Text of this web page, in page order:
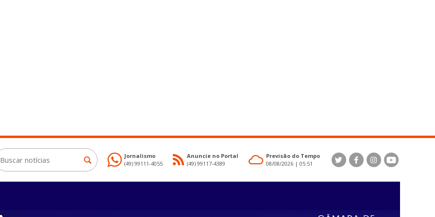
Jornalismo
(49) 99111-4055
Anuncie no Portal
(49) 99117-4389
Previsão do Tempo
08/08/2026 | 05:51